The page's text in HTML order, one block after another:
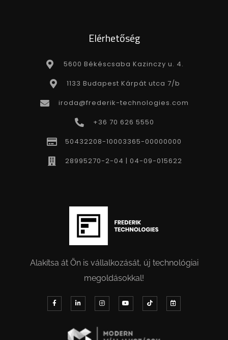
Elérhetőség
5600 Békéscsaba Kazinczy u. 4.
1133 Budapest Kárpát utca 7/b
iroda@frederik-technologies.com
+36 70 626 5550
50432208-10003365-00000000
28995270-2-04 | 04-09-015622
Alakítsa át Ön is vállalkozását, új technológiai
megoldásokkal!